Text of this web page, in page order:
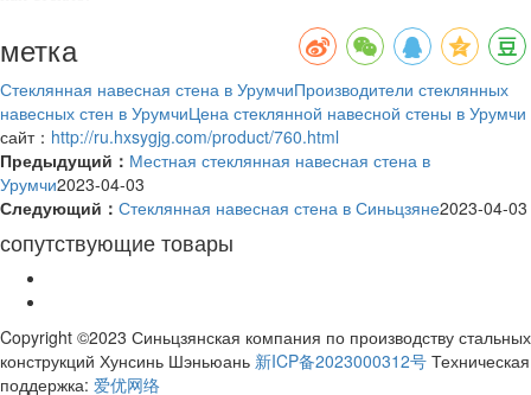
метка
Стеклянная навесная стена в УрумчиПроизводители стеклянных
навесных стен в УрумчиЦена стеклянной навесной стены в Урумчи
сайт： http://ru.hxsygjg.com/product/760.html
Предыдущий： Местная стеклянная навесная стена в
Урумчи2023-04-03
Следующий： Стеклянная навесная стена в Синьцзяне2023-04-03
сопутствующие товары
Copyright ©2023 Синьцзянская компания по производству стальных
конструкций Хунсинь Шэньюань 新ICP备2023000312号 Техническая
поддержка: 爱优网络